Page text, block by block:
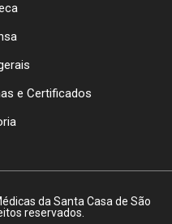
e Certificados
da Santa Casa de São
reservados.